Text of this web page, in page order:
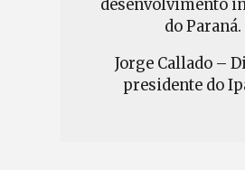
desenvolvimento
do Paraná.
Jorge Callado –
presidente do